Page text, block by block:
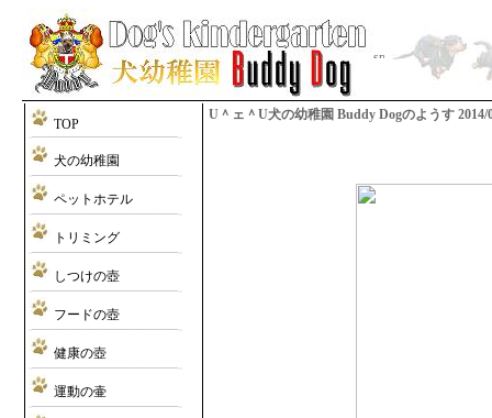
TOP
犬の幼稚園
ペットホテル
トリミング
しつけの壺
フードの壺
健康の壺
運動の壷
U＾ェ＾U犬の幼稚園 Buddy Dogのようす 2014/